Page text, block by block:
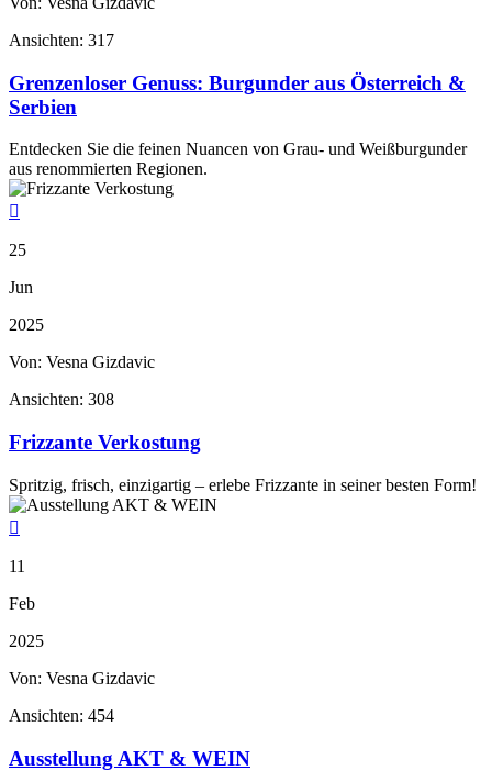
Ansichten: 317
Grenzenloser Genuss: Burgunder aus Österreich &
Serbien
Entdecken Sie die feinen Nuancen von Grau- und Weißburgunder
aus renommierten Regionen.

25
Jun
2025
Von: Vesna Gizdavic
Ansichten: 308
Frizzante Verkostung
Spritzig, frisch, einzigartig – erlebe Frizzante in seiner besten Form!

11
Feb
2025
Von: Vesna Gizdavic
Ansichten: 454
Ausstellung AKT & WEIN